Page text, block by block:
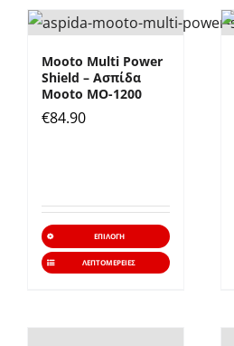
Mooto Multi Power
Shield – Ασπίδα
Mooto MO-1200
€84.90
ΕΠΙΛΟΓΉ
Αυτό
το
ΛΕΠΤΟΜΈΡΕΙΕΣ